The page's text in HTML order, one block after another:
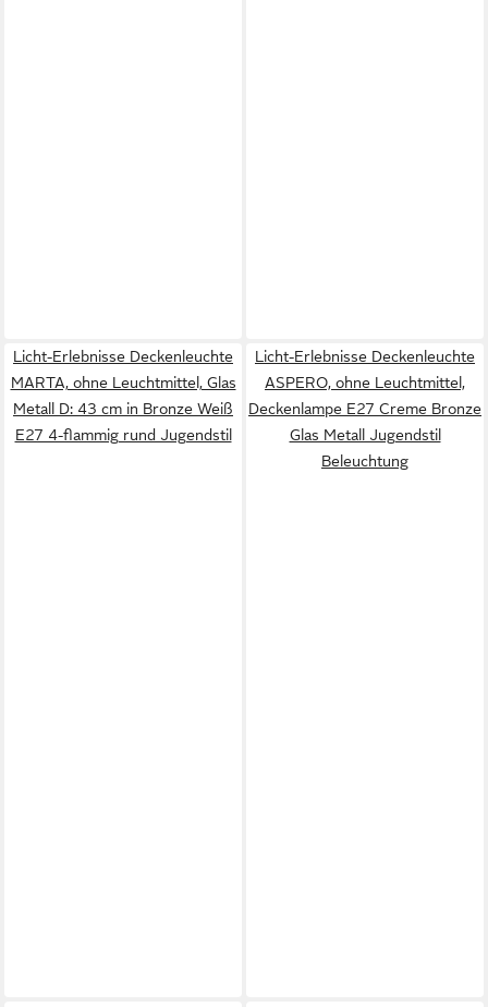
Licht-Erlebnisse Deckenleuchte
MARTA, ohne Leuchtmittel, Glas
Metall D: 43 cm in Bronze Weiß
E27 4-flammig rund Jugendstil
Licht-Erlebnisse Deckenleuchte
ASPERO, ohne Leuchtmittel,
Deckenlampe E27 Creme Bronze
Glas Metall Jugendstil
Beleuchtung